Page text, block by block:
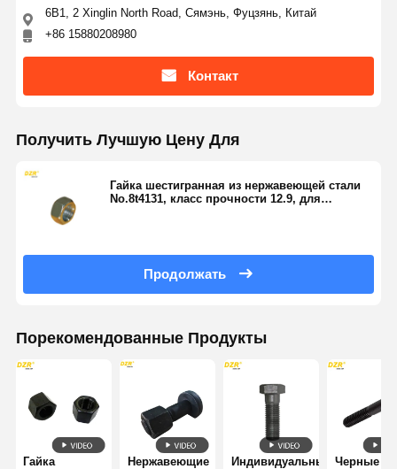
6B1, 2 Xinglin North Road, Сямэнь, Фуцзянь, Китай
+86 15880208980
Контакт
Получить Лучшую Цену Для
Гайка шестигранная из нержавеющей стали
No.8t4131, класс прочности 12.9, для
Продолжать
Порекомендованные Продукты
Гайка
Нержавеющие
Индивидуальный
Черные